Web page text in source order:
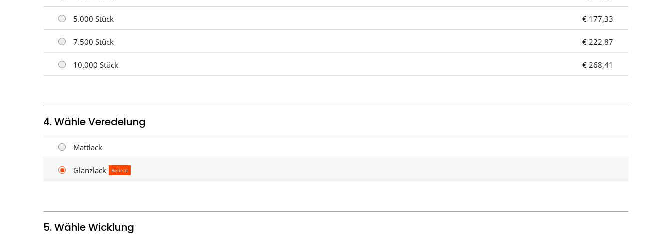
5.000 Stück € 177,33
7.500 Stück € 222,87
10.000 Stück € 268,41
4. Wähle Veredelung
Mattlack
Glanzlack Beliebt
5. Wähle Wicklung